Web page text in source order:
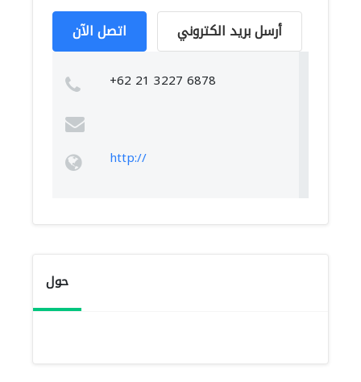
اتصل الآن أرسل بريد الكتروني
+62 21 3227 6878
http://
حول